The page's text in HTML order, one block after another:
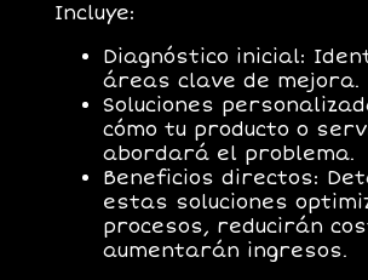
Incluye:
Diagnóstico inicial:
áreas clave de mejora.
Soluciones
cómo tu producto o
abordará el problema.
Beneficios directos:
estas soluciones
procesos, reducirán
aumentarán ingresos.